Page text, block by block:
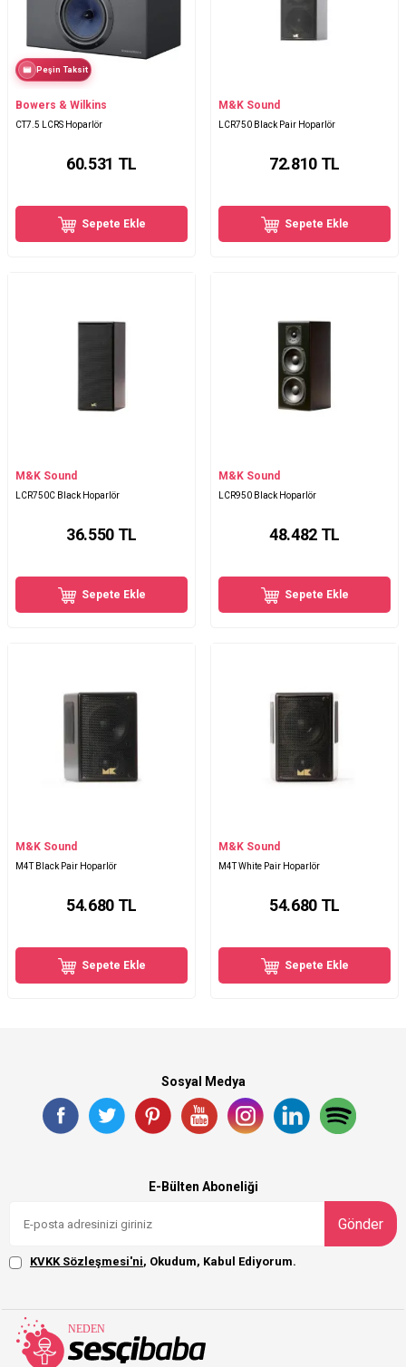
Peşin Taksit
Bowers & Wilkins
CT7.5 LCRS Hoparlör
60.531 TL
Sepete Ekle
M&K Sound
LCR750 Black Pair Hoparlör
72.810TL
Sepete Ekle
M&K Sound
LCR750C Black Hoparlör
36.550TL
Sepete Ekle
M&K Sound
LCR950 Black Hoparlör
48.482TL
Sepete Ekle
M&K Sound
M4T Black Pair Hoparlör
54.680TL
Sepete Ekle
M&K Sound
M4T White Pair Hoparlör
54.680TL
Sepete Ekle
Sosyal Medya
E-Bülten Aboneliği
Gönder
KVKK Sözleşmesi'ni, Okudum, Kabul Ediyorum.